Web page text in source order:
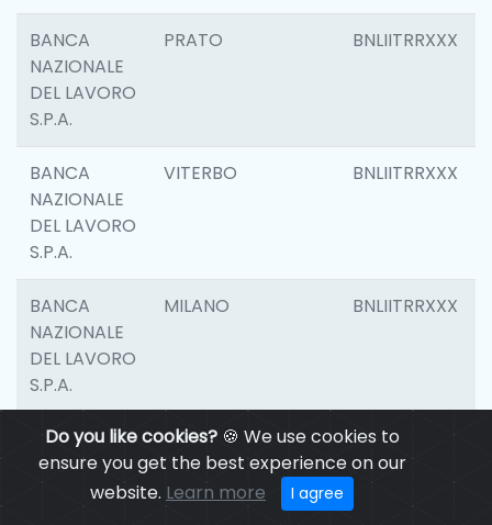
Do you like cookies?🍪 We use cookies to
ensure you get the best experience on our
website. Learn more I agree
BANCA
NAZIONALE
DEL LAVORO
S.P.A.
PRATO BNLIITRRXXX
BANCA
NAZIONALE
DEL LAVORO
S.P.A.
VITERBO BNLIITRRXXX
BANCA
NAZIONALE
DEL LAVORO
S.P.A.
MILANO BNLIITRRXXX
BANCA
NAZIONALE
DEL LAVORO
CASALECCHIO DI
RENO
BNLIITRRXXX